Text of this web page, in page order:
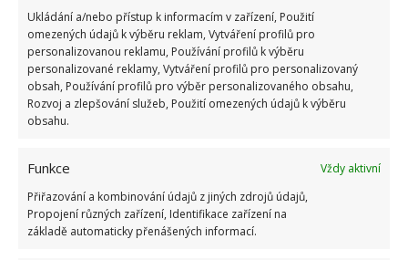
Ukládání a/nebo přístup k informacím v zařízení, Použití
omezených údajů k výběru reklam, Vytváření profilů pro
personalizovanou reklamu, Používání profilů k výběru
personalizované reklamy, Vytváření profilů pro personalizovaný
obsah, Používání profilů pro výběr personalizovaného obsahu,
Rozvoj a zlepšování služeb, Použití omezených údajů k výběru
obsahu.
Funkce
Vždy aktivní
Přiřazování a kombinování údajů z jiných zdrojů údajů,
Propojení různých zařízení, Identifikace zařízení na
základě automaticky přenášených informací.
nejnebezpečnějších škůdců rostlin a postupy,
jak se jich rychle zbavit
6.8.2026
Bohatá úroda rajčat nemusí být jen zbožným
Přírodní hnojiva pro pěstování rajčat, která
zajistí bohatou úrodu šťavnatých a chutných
plodů. Připravte se na letošní sezonu včas